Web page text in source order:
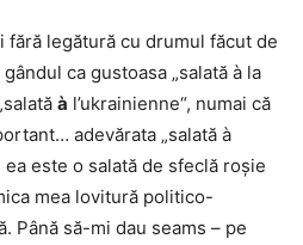
fără legătură cu drumul făcut de
ca gustoasa „salată à la
à l’ukrainienne“, numai că
adevărata „salată à
ea este o salată de sfeclă roșie
mea lovitură politico-
Până să-mi dau seams – pe